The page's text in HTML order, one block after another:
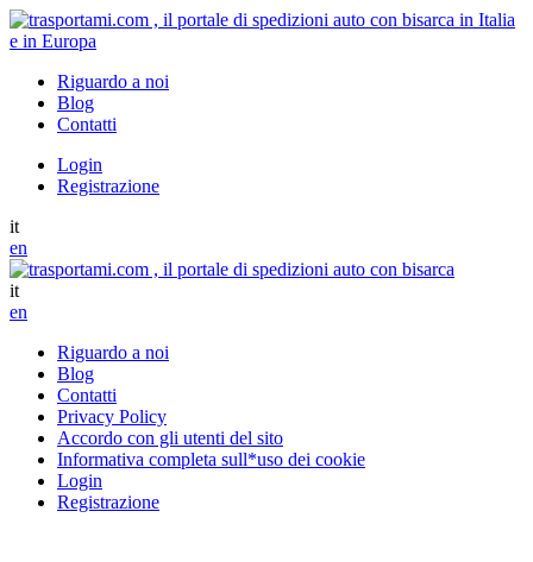
Riguardo a noi
Blog
Contatti
Login
Registrazione
it
en
it
en
Riguardo a noi
Blog
Contatti
Privacy Policy
Accordo con gli utenti del sito
Informativa completa sull*uso dei cookie
Login
Registrazione